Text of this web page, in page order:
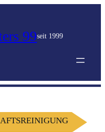
99seit 1999